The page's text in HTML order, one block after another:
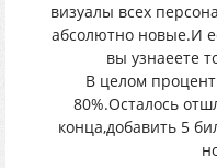
визуалы всех
абсолютно новые.И
вы узнаеете
В целом
80%.Осталось
конца,добавить 5